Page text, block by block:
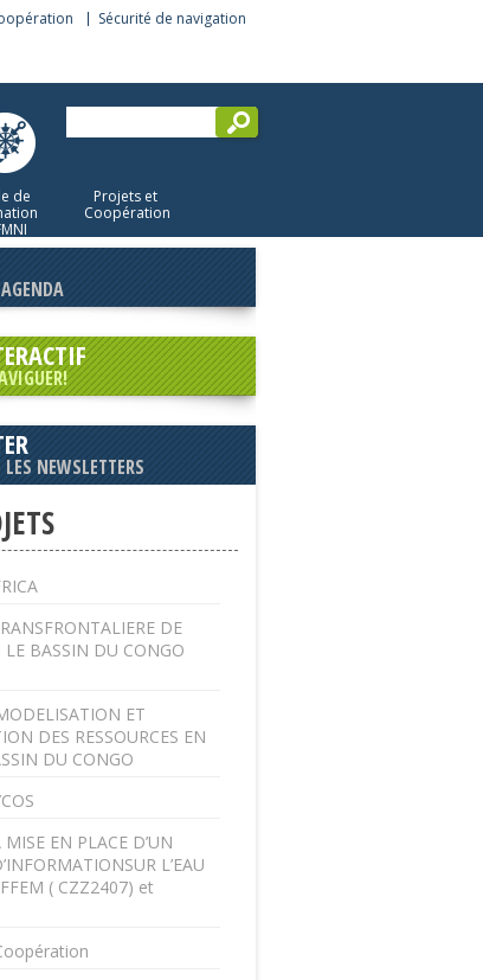
Sécurité de navigation
de
Projets et
Coopération
NEWSLETTERS
DE
LE BASSIN DU CONGO
ET
DES RESSOURCES EN
DU CONGO
EN PLACE D’UN
L’EAU
FFEM ( CZZ2407) et